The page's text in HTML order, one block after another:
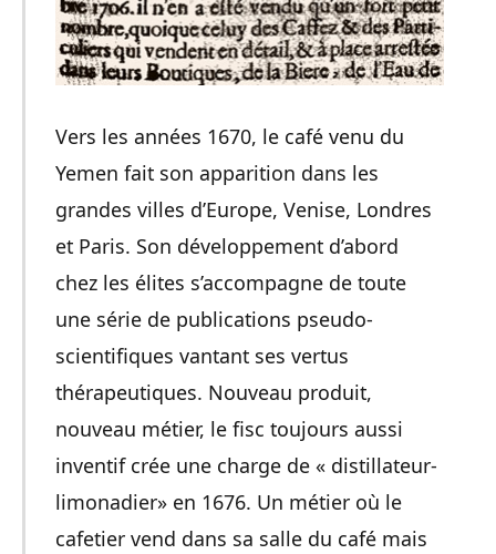
Vers les années 1670, le café venu du
Yemen fait son apparition dans les
grandes villes d’Europe, Venise, Londres
et Paris. Son développement d’abord
chez les élites s’accompagne de toute
une série de publications pseudo-
scientifiques vantant ses vertus
thérapeutiques. Nouveau produit,
nouveau métier, le fisc toujours aussi
inventif crée une charge de « distillateur-
limonadier» en 1676. Un métier où le
cafetier vend dans sa salle du café mais